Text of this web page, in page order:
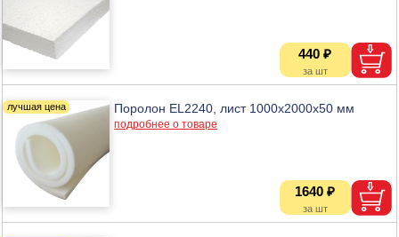
440 ₽
Поролон EL2240, лист 1000х2000х50 мм
подробнее о товаре
1640 ₽